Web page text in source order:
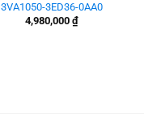
3VA1050-3ED36-0AA0
4,980,000 ₫